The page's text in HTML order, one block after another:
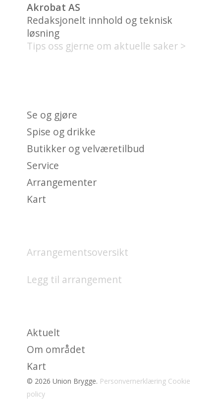
Akrobat AS
Redaksjonelt innhold og teknisk
løsning
Tips oss gjerne om aktuelle saker >
Se og gjøre
Spise og drikke
Butikker og velværetilbud
Service
Arrangementer
Kart
Arrangementsoversikt
Legg til arrangement
Aktuelt
Om området
Kart
© 2026 Union Brygge. Personvernerklæring Cookie
policy